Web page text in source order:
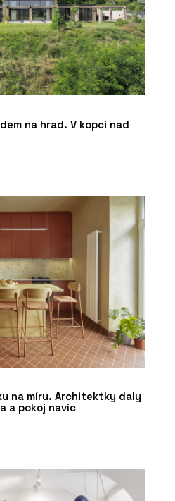
na hrad. V kopci nad
na míru. Architektky daly
a pokoj navíc